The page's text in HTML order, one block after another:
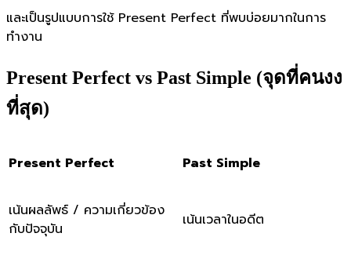
และเป็นรูปแบบการใช้ Present Perfect ที่พบบ่อยมากในการ
ทำงาน
Present Perfect vs Past Simple (จุดที่คนงง
ที่สุด)
Present Perfect Past Simple
เน้นผลลัพธ์ / ความเกี่ยวข้อง
กับปัจจุบัน
เน้นเวลาในอดีต